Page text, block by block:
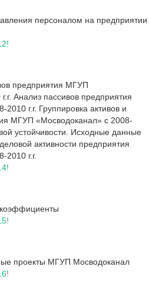
персоналом на предприятии
предприятия МГУП
Анализ пассивов предприятия
г.г. Группировка активов и
МГУП «Мосводоканал» с 2008-
устойчивости. Исходные данные
активности предприятия
г.г.
проекты МГУП Мосводоканал